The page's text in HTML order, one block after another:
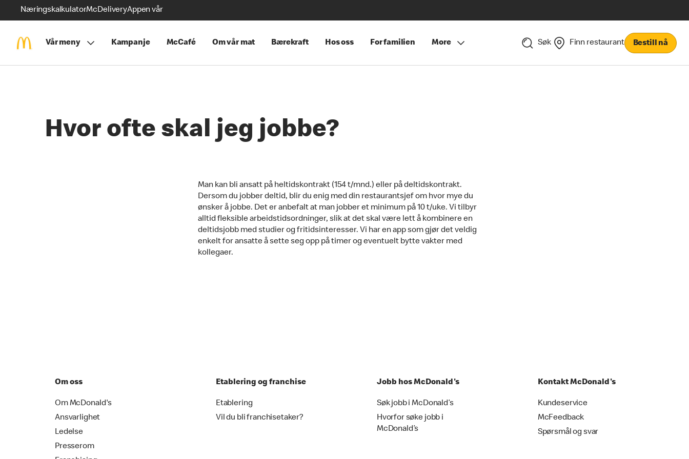
NæringskalkulatorMcDeliveryAppen vår
Vår meny Kampanje McCafé Om vår mat Bærekraft Hos oss For familien More Søk Finn restaurant Bestill nå
Hvor ofte skal jeg jobbe?
Man kan bli ansatt på heltidskontrakt (154 t/mnd.) eller på deltidskontrakt.
Dersom du jobber deltid, blir du enig med din restaurantsjef om hvor mye du
ønsker å jobbe. Det er anbefalt at man jobber et minimum på 10 t/uke. Vi tilbyr
alltid fleksible arbeidstidsordninger, slik at det skal være lett å kombinere en
deltidsjobb med studier og fritidsinteresser. Vi har en app som gjør det veldig
enkelt for ansatte å sette seg opp på timer og eventuelt bytte vakter med
kollegaer.
Om oss
Om McDonald's
Ansvarlighet
Ledelse
Presserom
Etablering og franchise
Etablering
Vil du bli franchisetaker?
Jobb hos McDonald's
Søk jobb i McDonald’s
Hvorfor søke jobb i
McDonald’s
Kontakt McDonald's
Kundeservice
McFeedback
Spørsmål og svar